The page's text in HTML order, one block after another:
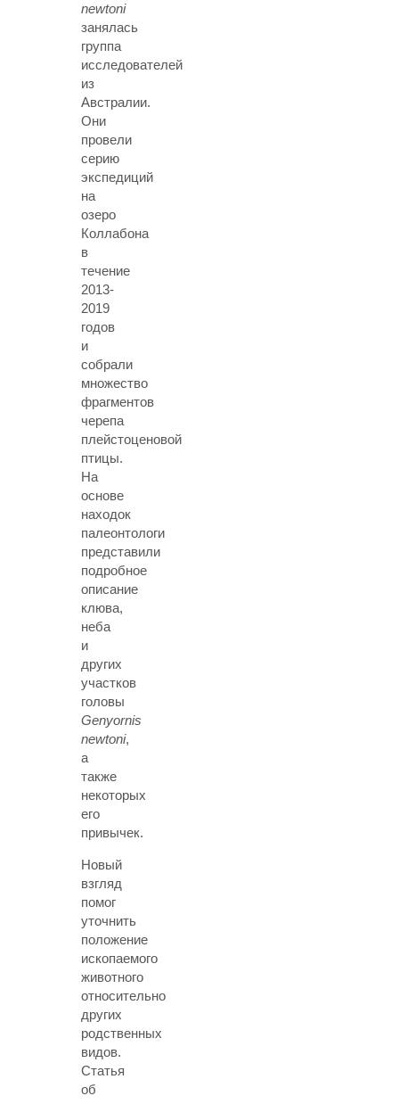
newtoni
занялась
группа
исследователей
из
Австралии.
Они
провели
серию
экспедиций
на
озеро
Коллабона
в
течение
2013-
2019
годов
и
собрали
множество
фрагментов
черепа
плейстоценовой
птицы.
На
основе
находок
палеонтологи
представили
подробное
описание
клюва,
неба
и
других
участков
головы
Genyornis
newtoni,
а
также
некоторых
его
привычек.
Новый
взгляд
помог
уточнить
положение
ископаемого
животного
относительно
других
родственных
видов.
Статья
об